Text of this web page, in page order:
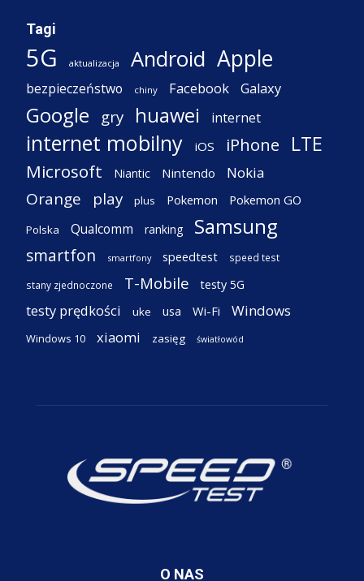
Tagi
5G aktualizacja Android Apple
bezpieczeństwo chiny Facebook Galaxy
Google gry huawei internet
internet mobilny iOS iPhone LTE
Microsoft Niantic Nintendo Nokia
Orange play plus Pokemon Pokemon GO
Polska Qualcomm ranking Samsung
smartfon smartfony speedtest speed test
stany zjednoczone T-Mobile testy 5G
testy prędkości uke usa Wi-Fi Windows
Windows 10 xiaomi zasięg światłowód
O NAS